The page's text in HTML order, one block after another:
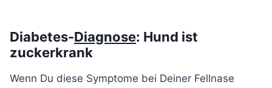
Diabetes-Diagnose: Hund ist
zuckerkrank
Wenn Du diese Symptome bei Deiner Fellnase